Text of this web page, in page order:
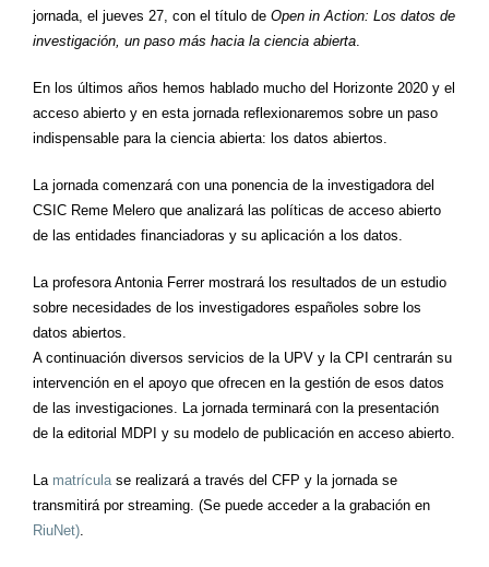
jornada, el jueves 27, con el título de Open in Action: Los datos de
investigación, un paso más hacia la ciencia abierta
En los últimos años hemos hablado mucho del Horizonte 2020 y el
acceso abierto y en esta jornada reflexionaremos sobre un paso
indispensable para la ciencia abierta: los datos abiertos.
La jornada comenzará con una ponencia de la investigadora del
CSIC Reme Melero que analizará las políticas de acceso abierto
de las entidades financiadoras y su aplicación a los datos.
La profesora Antonia Ferrer mostrará los resultados de un estudio
sobre necesidades de los investigadores españoles sobre los
datos abiertos.
A continuación diversos servicios de la UPV y la CPI centrarán su
intervención en el apoyo que ofrecen en la gestión de esos datos
de las investigaciones. La jornada terminará con la presentación
de la editorial MDPI y su modelo de publicación en acceso abierto.
La matrícula se realizará a través del CFP y la jornada se
transmitirá por streaming. (Se puede acceder a la grabación en
RiuNet)